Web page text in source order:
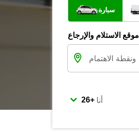
سيارة
موقع الاستلام والإرجاع
أنا